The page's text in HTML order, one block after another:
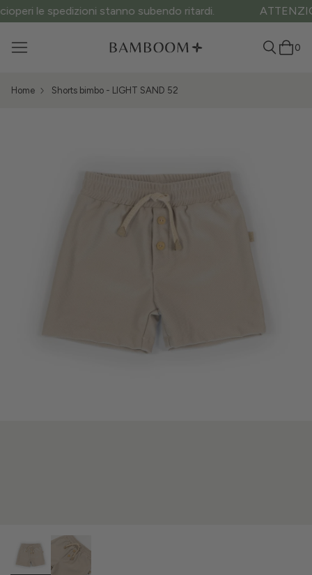
ATTENZIONE ai siti fake: questo è l’unico sito ufficiale.
0
Home Shorts bimbo - LIGHT SAND 52